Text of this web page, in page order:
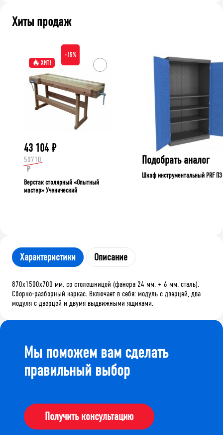
Хиты продаж
ХИТ!
-15%
43 104 ₽
50710
₽
Верстак столярный «Опытный
мастер» Ученический
Подобрать аналог
Шкаф инструментальный PRF П3
Характеристики Описание
870х1500х700 мм. со столешницей (фанера 24 мм. + 6 мм. сталь).
Сборно-разборный каркас. Включает в себя: модуль с дверцей, два
модуля с дверцей и двумя выдвижными ящиками.
Мы поможем вам сделать
правильный выбор
Получить консультацию